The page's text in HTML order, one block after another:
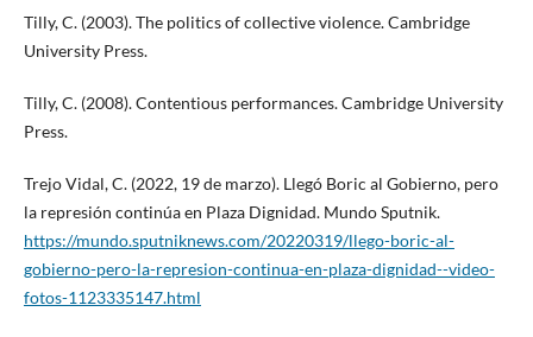
Tilly, C. (2003). The politics of collective violence. Cambridge
University Press.
Tilly, C. (2008). Contentious performances. Cambridge University
Press.
Trejo Vidal, C. (2022, 19 de marzo). Llegó Boric al Gobierno, pero
la represión continúa en Plaza Dignidad. Mundo Sputnik.
https://mundo.sputniknews.com/20220319/llego-boric-al-
gobierno-pero-la-represion-continua-en-plaza-dignidad--video-
fotos-1123335147.html